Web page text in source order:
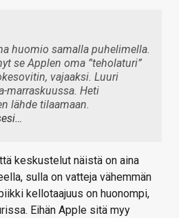
huomio samalla puhelimella.
se Applen oma ”teholaturi”
vajaaksi. Luuri
marraskuussa. Heti
lähde tilaamaan.
keskustelut näistä on aina
sulla on vatteja vähemmän
kellotaajuus on huonompi,
Eihän Apple sitä myy